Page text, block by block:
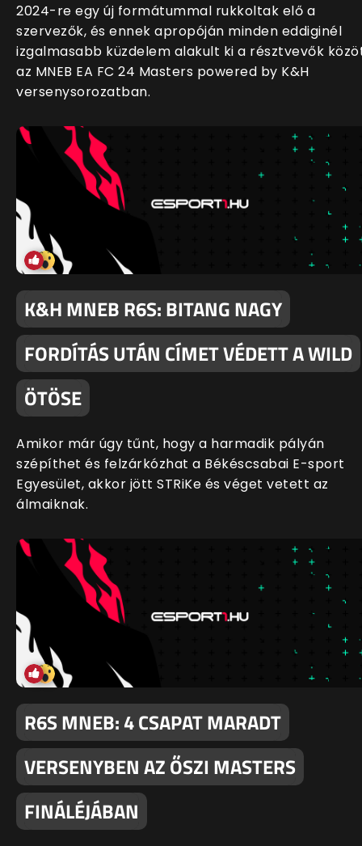
2024-re egy új formátummal rukkoltak elő a
szervezők, és ennek apropóján minden eddiginél
izgalmasabb küzdelem alakult ki a résztvevők
az MNEB EA FC 24 Masters powered by K&H
versenysorozatban.
K&H MNEB R6S: BITANG NAGY
FORDÍTÁS UTÁN CÍMET VÉDETT A WILD
ÖTÖSE
Amikor már úgy tűnt, hogy a harmadik pályán
szépíthet és felzárkózhat a Békéscsabai E-sport
Egyesület, akkor jött STRiKe és véget vetett az
álmaiknak.
R6S MNEB: 4 CSAPAT MARADT
VERSENYBEN AZ ŐSZI MASTERS
FINÁLÉJÁBAN